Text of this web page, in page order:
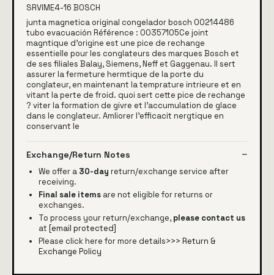
SRVIME4-16 BOSCH
junta magnetica original congelador bosch 00214486
tubo evacuación Référence : 00357105Ce joint
magntique d'origine est une pice de rechange
essentielle pour les conglateurs des marques Bosch et
de ses filiales Balay, Siemens, Neff et Gaggenau. Il sert
assurer la fermeture hermtique de la porte du
conglateur, en maintenant la temprature intrieure et en
vitant la perte de froid. quoi sert cette pice de rechange
? viter la formation de givre et l'accumulation de glace
dans le conglateur. Amliorer l'efficacit nergtique en
conservant le
Exchange/Return Notes
We offer a 30-day return/exchange service after
receiving.
Final sale items are not eligible for returns or
exchanges.
To process your return/exchange, please contact us
at [email protected]
Please click here for more details>>> Return &
Exchange Policy